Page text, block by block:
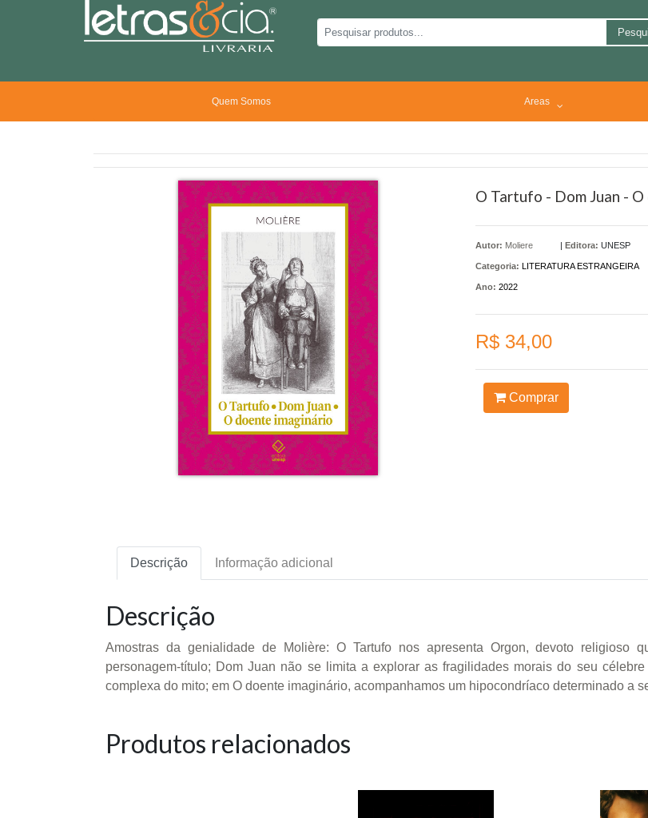
Quem Somos Areas
O Tartufo - Dom Juan -
Autor: Moliere | Editora: UNESP
Categoria: LITERATURA ESTRANGEIRA
Ano: 2022
R$ 34,00
Comprar
Descrição Informação adicional
Descrição
Amostras da genialidade de Molière: O Tartufo nos apresenta Orgon, devoto religioso
personagem-título; Dom Juan não se limita a explorar as fragilidades morais do seu
complexa do mito; em O doente imaginário, acompanhamos um hipocondríaco determinado a
Produtos relacionados